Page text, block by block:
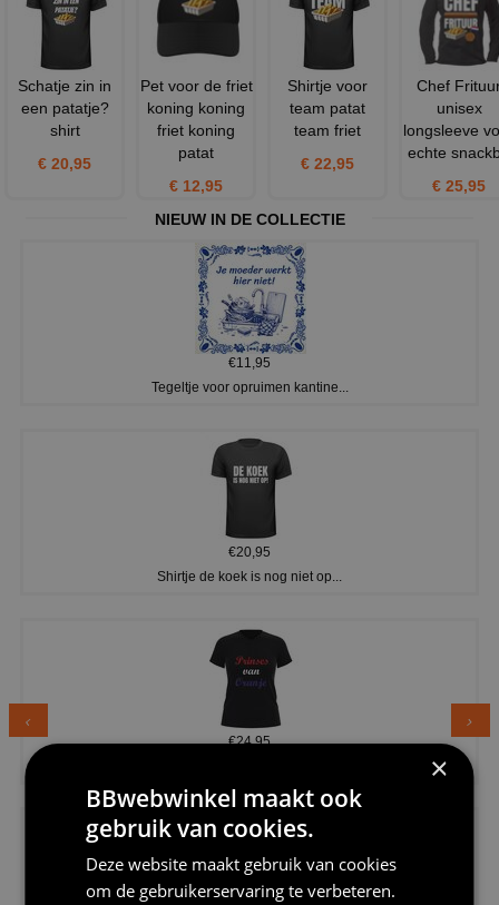
Schatje zin in
een patatje?
shirt
€ 20,95
Pet voor de friet
koning koning
friet koning
patat
€ 12,95
Shirtje voor
team patat
team friet
€ 22,95
Chef
unisex
longsleeve
echte
€ 25,95
NIEUW IN DE COLLECTIE
€11,95
Tegeltje voor opruimen kantine...
€20,95
Shirtje de koek is nog niet op...
€24,95
×
BBwebwinkel maakt ook
gebruik van cookies.
Deze website maakt gebruik van cookies
om de gebruikerservaring te verbeteren.